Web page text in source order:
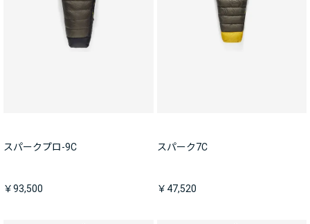
スパークプロ-9C
￥93,500
スパーク7C
￥47,520